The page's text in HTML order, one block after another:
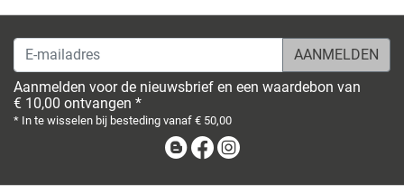
E-mailadres
Aanmelden voor de nieuwsbrief en een waardebon van
€ 10,00 ontvangen *
* In te wisselen bij besteding vanaf € 50,00
BlogFacebook